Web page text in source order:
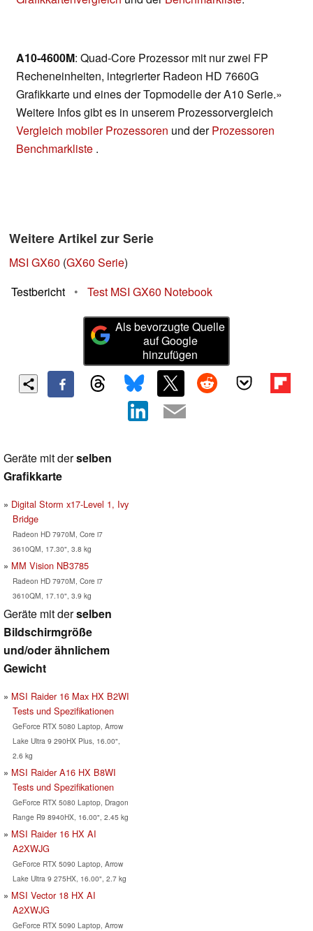
A10-4600M: Quad-Core Prozessor mit nur zwei FP
Recheneinheiten, integrierter Radeon HD 7660G
Grafikkarte und eines der Topmodelle der A10 Serie.»
Weitere Infos gibt es in unserem Prozessorvergleich
Vergleich mobiler Prozessoren und derProzessoren
Benchmarkliste .
Weitere Artikel zur Serie
MSI GX60 (GX60 Serie)
Testbericht
• Test MSI GX60 Notebook
Als bevorzugte Quelle
auf Google
hinzufügen
Geräte mit derselben
Grafikkarte
Digital Storm x17-Level 1, Ivy
Bridge
Radeon HD 7970M, Core i7
3610QM, 17.30", 3.8 kg
MM Vision NB3785
Radeon HD 7970M, Core i7
3610QM, 17.10", 3.9 kg
Geräte mit derselben
Bildschirmgröße
und/oder ähnlichem
Gewicht
MSI Raider 16 Max HX B2WI
Tests und Spezifikationen
GeForce RTX 5080 Laptop, Arrow
Lake Ultra 9 290HX Plus, 16.00",
2.6 kg
MSI Raider A16 HX B8WI
Tests und Spezifikationen
GeForce RTX 5080 Laptop, Dragon
Range R9 8940HX, 16.00", 2.45 kg
MSI Raider 16 HX AI
A2XWJG
GeForce RTX 5090 Laptop, Arrow
Lake Ultra 9 275HX, 16.00", 2.7 kg
MSI Vector 18 HX AI
A2XWJG
GeForce RTX 5090 Laptop, Arrow